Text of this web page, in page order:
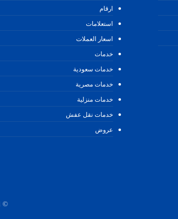
ارقام
استعلامات
اسعار العملات
خدمات
خدمات سعودية
خدمات مصرية
خدمات منزلية
خدمات نقل عفش
عروض
© All rights reserved.